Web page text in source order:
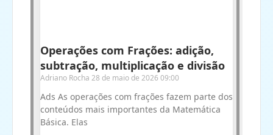
Operações com Frações: adição,
subtração, multiplicação e divisão
Adriano Rocha 28 de maio de 2026 09:00
Ads As operações com frações fazem parte dos
conteúdos mais importantes da Matemática
Básica. Elas